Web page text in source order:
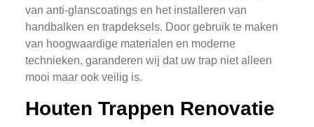
van anti-glanscoatings en het installeren van
handbalken en trapdeksels. Door gebruik te maken
van hoogwaardige materialen en moderne
technieken, garanderen wij dat uw trap niet alleen
mooi maar ook veilig is.
Houten Trappen Renovatie